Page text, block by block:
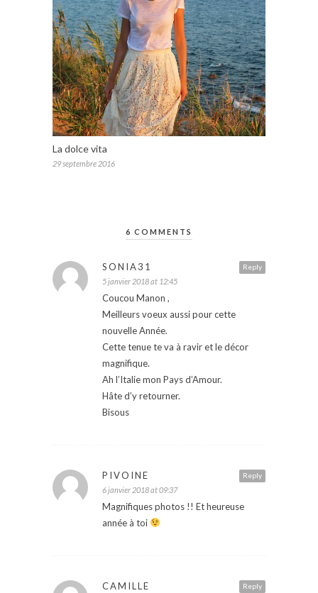
La dolce vita
29 septembre 2016
6 COMMENTS
Reply
SONIA31
5 janvier 2018 at 12:45
Coucou Manon ,
Meilleurs voeux aussi pour cette
nouvelle Année.
Cette tenue te va à ravir et le décor
magnifique.
Ah l’Italie mon Pays d’Amour.
Hâte d’y retourner.
Bisous
Reply
PIVOINE
6 janvier 2018 at 09:37
Magnifiques photos !! Et heureuse
année à toi
Reply
CAMILLE